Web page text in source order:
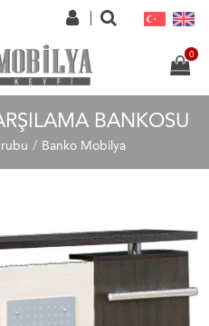
BANKOSU
Banko Mobilya